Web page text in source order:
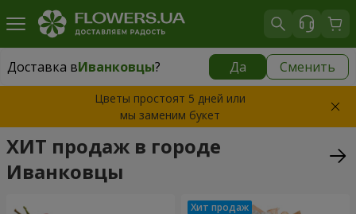
Доставка вИванковцы? Да Сменить
Доставка вИванковцы|
Цветы простоят 5 дней или
мы заменим букет
ХИТ продаж в городе
Иванковцы